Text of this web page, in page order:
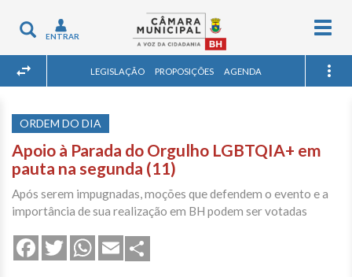
Toggle
navigation
ENTRAR
LEGISLAÇÃO PROPOSIÇÕES AGENDA
ORDEM DO DIA
Apoio à Parada do Orgulho LGBTQIA+ em
pauta na segunda (11)
Após serem impugnadas, moções que defendem o evento e a
importância de sua realização em BH podem ser votadas
FacebookTwitterWhatsApp
Email